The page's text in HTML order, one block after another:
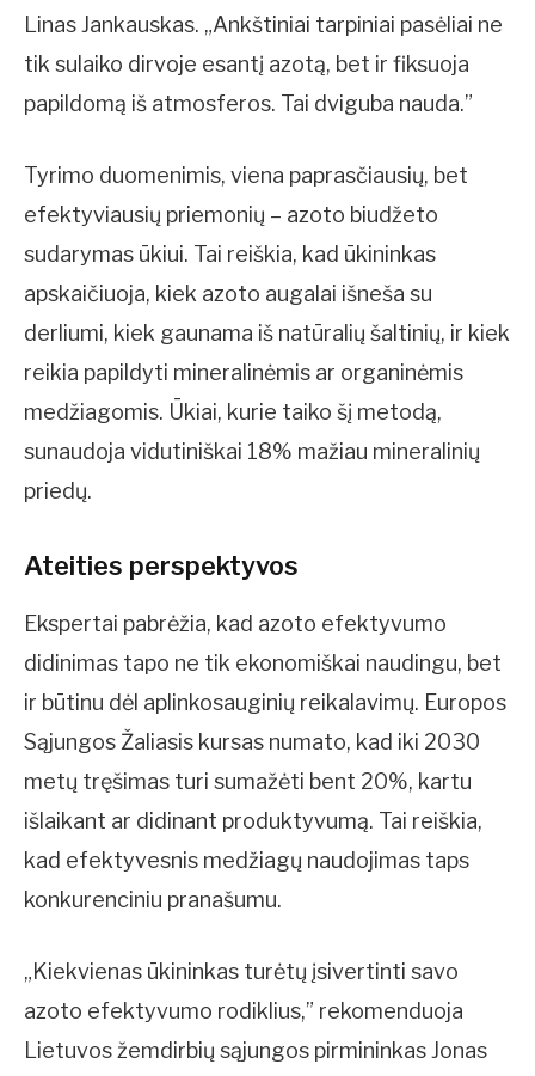
Linas Jankauskas. „Ankštiniai tarpiniai pasėliai ne
tik sulaiko dirvoje esantį azotą, bet ir fiksuoja
papildomą iš atmosferos. Tai dviguba nauda.”
Tyrimo duomenimis, viena paprasčiausių, bet
efektyviausių priemonių – azoto biudžeto
sudarymas ūkiui. Tai reiškia, kad ūkininkas
apskaičiuoja, kiek azoto augalai išneša su
derliumi, kiek gaunama iš natūralių šaltinių, ir kiek
reikia papildyti mineralinėmis ar organinėmis
medžiagomis. Ūkiai, kurie taiko šį metodą,
sunaudoja vidutiniškai 18% mažiau mineralinių
priedų.
Ateities perspektyvos
Ekspertai pabrėžia, kad azoto efektyvumo
didinimas tapo ne tik ekonomiškai naudingu, bet
ir būtinu dėl aplinkosauginių reikalavimų. Europos
Sąjungos Žaliasis kursas numato, kad iki 2030
metų tręšimas turi sumažėti bent 20%, kartu
išlaikant ar didinant produktyvumą. Tai reiškia,
kad efektyvesnis medžiagų naudojimas taps
konkurenciniu pranašumu.
„Kiekvienas ūkininkas turėtų įsivertinti savo
azoto efektyvumo rodiklius,” rekomenduoja
Lietuvos žemdirbių sąjungos pirmininkas Jonas